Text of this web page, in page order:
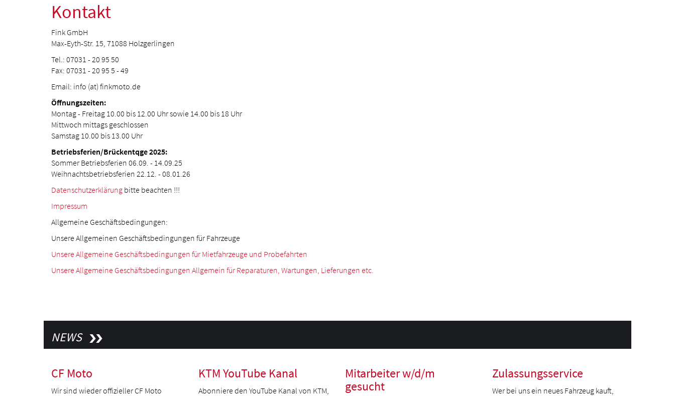
Kontakt
Fink GmbH
Max-Eyth-Str. 15, 71088 Holzgerlingen
Tel.: 07031 - 20 95 50
Fax: 07031 - 20 95 5 - 49
Email: info (at) finkmoto.de
Öffnungszeiten:
Montag - Freitag 10.00 bis 12.00 Uhr sowie 14.00 bis 18 Uhr
Mittwoch mittags geschlossen
Samstag 10.00 bis 13.00 Uhr
Betriebsferien/Brückentqge 2025:
Sommer Betriebsferien 06.09. - 14.09.25
Weihnachtsbetriebsferien 22.12. - 08.01.26
Datenschutzerklärung bitte beachten !!!
Impressum
Allgemeine Geschäftsbedingungen:
Unsere Allgemeinen Geschäftsbedingungen für Fahrzeuge
Unsere Allgemeine Geschäftsbedingungen für Mietfahrzeuge und Probefahrten
Unsere Allgemeine Geschäftsbedingungen Allgemein für Reparaturen, Wartungen, Lieferungen etc.
NEWS
CF Moto
Wir sind wieder offizieller CF Moto
KTM YouTube Kanal
Abonniere den YouTube Kanal von KTM,
Mitarbeiter w/d/m
gesucht
Zulassungsservice
Wer bei uns ein neues Fahrzeug kauft,